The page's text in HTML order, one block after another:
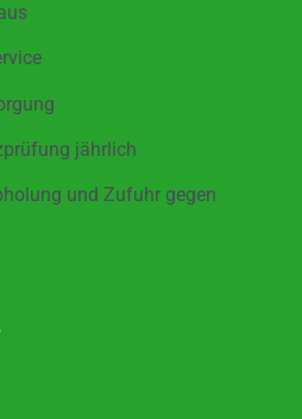
jährlich
und Zufuhr gegen